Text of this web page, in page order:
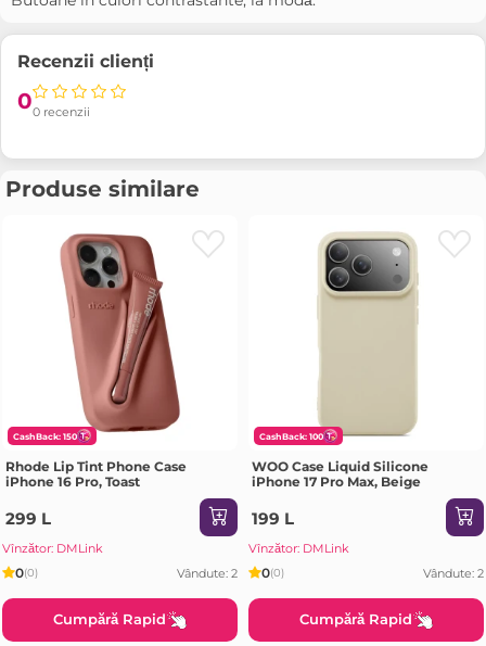
Recenzii clienți
00 recenzii
Produse similare
CashBack: 150
Rhode Lip Tint Phone Case
iPhone 16 Pro, Toast
299 L
Vînzător: DMLink
0(0) Vândute: 2
Cumpără Rapid
CashBack: 100
WOO Case Liquid Silicone
iPhone 17 Pro Max, Beige
199 L
Vînzător: DMLink
0(0) Vândute: 2
Cumpără Rapid